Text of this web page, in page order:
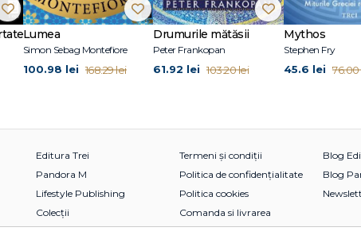
Lumea
Simon Sebag Montefiore
100.98 lei 168.29 lei
Drumurile mătăsii
Peter Frankopan
61.92 lei 103.20 lei
Mythos
Stephen Fry
45.6 lei 76.00
Editura Trei
Pandora M
Lifestyle Publishing
Colecții
Termeni și condiții
Politica de confidențialitate
Politica cookies
Comanda si livrarea
Blog
Blog